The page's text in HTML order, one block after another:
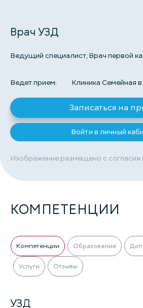
Врач УЗД
Ведущий специалист, Врач первой
Ведет прием: Клиника Семейная
Записаться на
Войти в личный
Изображение размещено с согласия
КОМПЕТЕНЦИИ
Компетенции Образование
Услуги Отзывы
УЗД